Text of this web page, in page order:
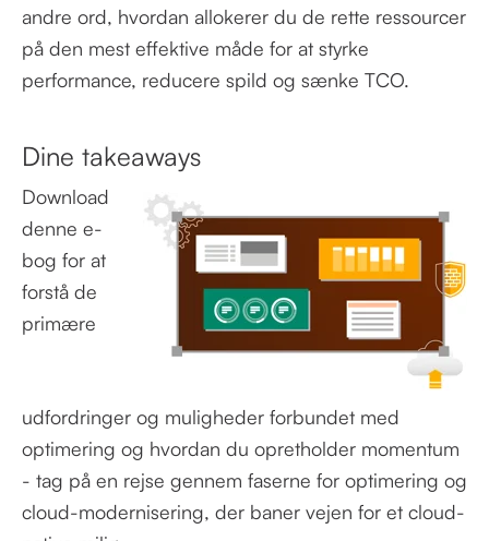
andre ord, hvordan allokerer du de rette ressourcer
på den mest effektive måde for at styrke
performance, reducere spild og sænke TCO.
Dine takeaways
Download
denne e-
bog for at
forstå de
primære
udfordringer og muligheder forbundet med
optimering og hvordan du opretholder momentum
- tag på en rejse gennem faserne for optimering og
cloud-modernisering, der baner vejen for et cloud-